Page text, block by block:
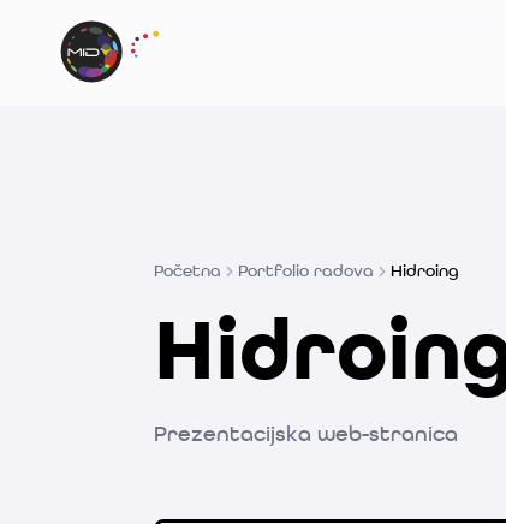
Početna Portfolio radova Hidroing
Prezentacijska web-stranica